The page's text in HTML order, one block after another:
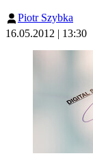
Piotr Szybka
16.05.2012 | 13:30